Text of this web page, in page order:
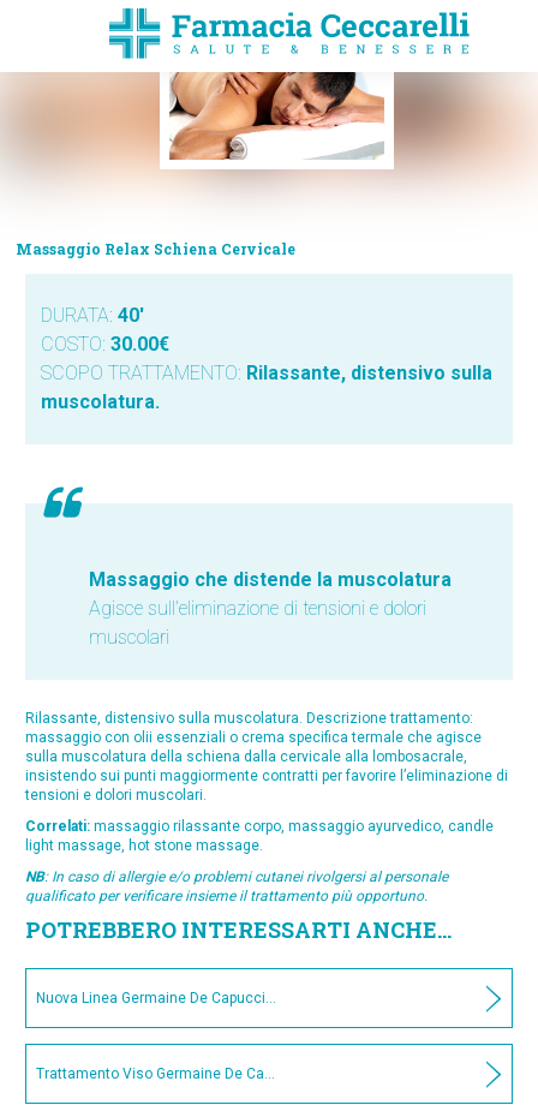
Massaggio Relax Schiena Cervicale
DURATA: 40′
COSTO: 30.00€
SCOPO TRATTAMENTO: Rilassante, distensivo sulla
muscolatura.
Massaggio che distende la muscolatura
Agisce sull’eliminazione di tensioni e dolori
muscolari
Rilassante, distensivo sulla muscolatura. Descrizione trattamento:
massaggio con olii essenziali o crema specifica termale che agisce
sulla muscolatura della schiena dalla cervicale alla lombosacrale,
insistendo sui punti maggiormente contratti per favorire l’eliminazione di
tensioni e dolori muscolari.
Correlati: massaggio rilassante corpo, massaggio ayurvedico, candle
light massage, hot stone massage.
NB: In caso di allergie e/o problemi cutanei rivolgersi al personale
qualificato per verificare insieme il trattamento più opportuno.
POTREBBERO INTERESSARTI ANCHE...
Nuova Linea Germaine De Capuccini
Trattamento Viso Germaine De Capuccini A-OX SYSTEM